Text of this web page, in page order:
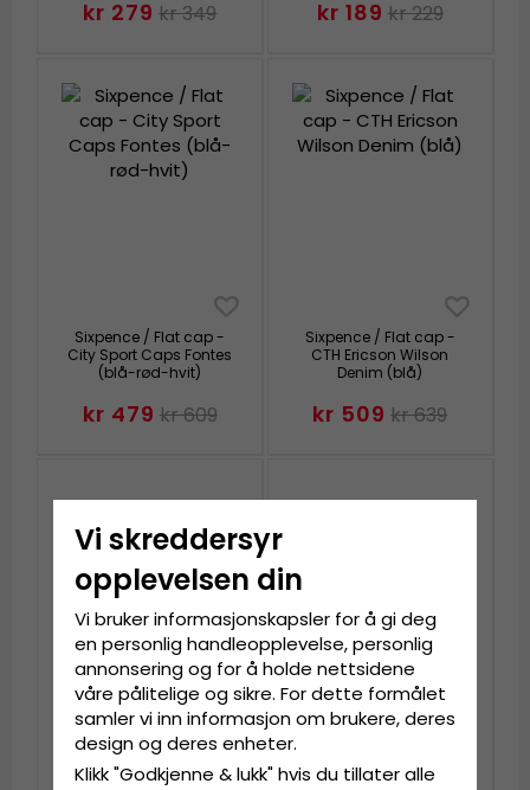
kr 279 kr 349 kr 189 kr 229
Sixpence / Flat cap -
City Sport Caps Fontes
(blå-rød-hvit)
kr 479 kr 609
Sixpence / Flat cap -
CTH Ericson Wilson
Denim (blå)
kr 509 kr 639
Hatter - Gårda Quevedo
Panama (blå)
blå)
Vi skreddersyr
opplevelsen din
Vi bruker informasjonskapsler for å gi deg
en personlig handleopplevelse, personlig
annonsering og for å holde nettsidene
våre pålitelige og sikre. For dette formålet
samler vi inn informasjon om brukere, deres
design og deres enheter.
Klikk "Godkjenne & lukk" hvis du tillater alle